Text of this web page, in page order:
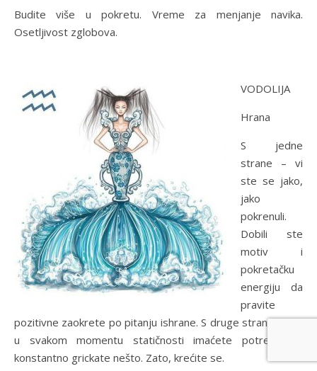
Budite više u pokretu. Vreme za menjanje navika.
Osetljivost zglobova.
VODOLIJA
Hrana
S jedne
strane – vi
ste se jako,
jako
pokrenuli.
Dobili ste
motiv i
pokretačku
energiju da
pravite
pozitivne zaokrete po pitanju ishrane. S druge strane pak –
u svakom momentu statičnosti imaćete potrebu da
konstantno grickate nešto. Zato, krećite se.